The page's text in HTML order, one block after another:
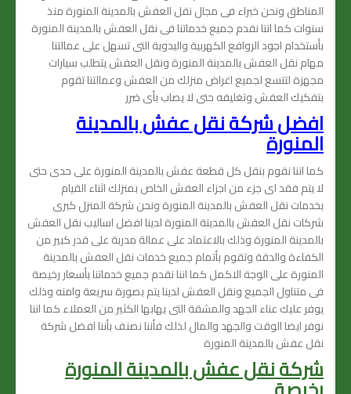
المناطق ونحن خبراء فى مجال نقل العفش بالمدينة المنورة منذ
سنوات كما اننا نقدم جميع خدماتنا فى نقل العفش بالمدينة المنورة
بأستخدام اجود الروافع الكهربية واليدوية التى تسهل على عمالتنا
مهام نقل العفش بالمدينة المنورة ونقل العفش يتطلب سيارات
مجهزة لتتسع لجميع اغراض منزلك من العفش وعمالتنا تقوم
بتفكيك العفش وتغليفه حتى لا يصاب بأى ضرر
افضل شركة نقل عفش بالمدينة
المنورة
كما اننا نقوم بنقل كل قطعة عفش بالمدينة المنورة على حدى حتى
لا يتم فقد اى جزء من اجزاء العفش الخاص بمنزلك اثناء القيام
بخدمات نقل العفش بالمدينة المنورة ونحن شركة المنزل كبرى
شركات نقل العفش بالمدينة المنورة لدينا افضل اساليب نقل العفش
بالمدينة المنورة وذلك بالاعتماد على عمالة مدربة على قدر كبير من
الكفاءة والدقة وتقوم بأتمام جميع خدمات نقل العفش بالمدينة
المنورة على الوجة الاكمل كما اننا نقدم جميع خدماتنا بأسعار رخيصة
فى متناول الجميع ونقل العفش لدينا يتم بصورة سريعة وامنه وذلك
يوفر عليك عناء الجهد والمشقة التى يهابها الكثير من العملاء كما اننا
نوفر ايضا الوقت والجهد والمال لذلك فأننا نصنف بأننا افضل شركة
نقل عفش بالمدينة المنورة
شركة نقل عفش بالمدينة المنورة